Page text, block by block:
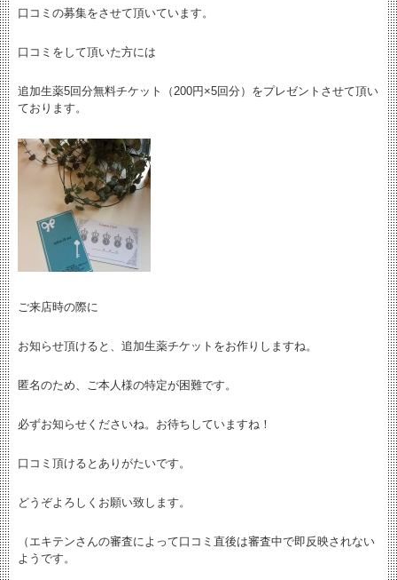
口コミの募集をさせて頂いています。
口コミをして頂いた方には
追加生薬5回分無料チケット（200円×5回分）をプレゼントさせて頂い
ております。
ご来店時の際に
お知らせ頂けると、追加生薬チケットをお作りしますね。
匿名のため、ご本人様の特定が困難です。
必ずお知らせくださいね。お待ちしていますね！
口コミ頂けるとありがたいです。
どうぞよろしくお願い致します。
（エキテンさんの審査によって口コミ直後は審査中で即反映されない
ようです。